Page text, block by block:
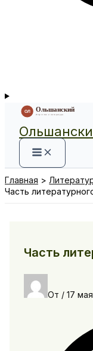
Главная
Часть
Часть
От / 17